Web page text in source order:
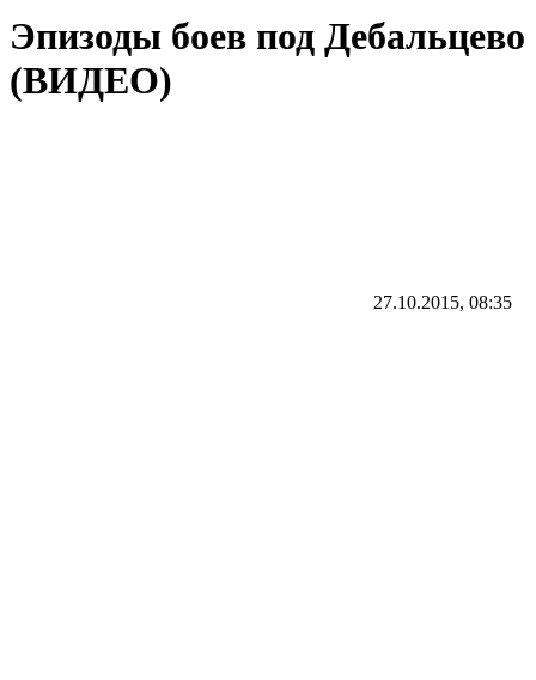
Эпизоды боев под Дебальцево
(ВИДЕО)
27.10.2015, 08:35